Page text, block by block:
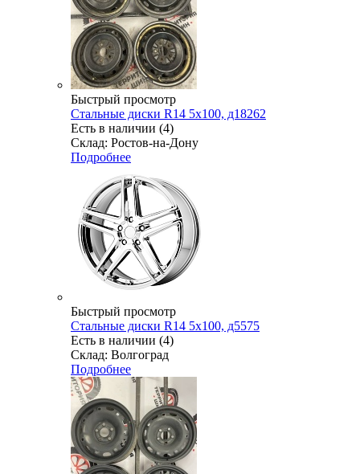
Быстрый просмотр
Стальные диски R14 5x100, д18262
Есть в наличии (4)
Склад: Ростов-на-Дону
Подробнее
Быстрый просмотр
Стальные диски R14 5x100, д5575
Есть в наличии (4)
Склад: Волгоград
Подробнее